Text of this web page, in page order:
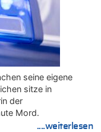
seine eigene
sitze in
der
Mord.
....weiterlesen